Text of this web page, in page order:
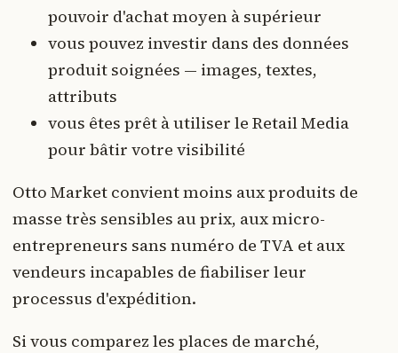
pouvoir d'achat moyen à supérieur
vous pouvez investir dans des données
produit soignées — images, textes,
attributs
vous êtes prêt à utiliser le Retail Media
pour bâtir votre visibilité
Otto Market convient moins aux produits de
masse très sensibles au prix, aux micro-
entrepreneurs sans numéro de TVA et aux
vendeurs incapables de fiabiliser leur
processus d'expédition.
Si vous comparez les places de marché,